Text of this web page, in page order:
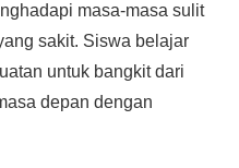
masa-masa sulit
sakit. Siswa belajar
untuk bangkit dari
depan dengan